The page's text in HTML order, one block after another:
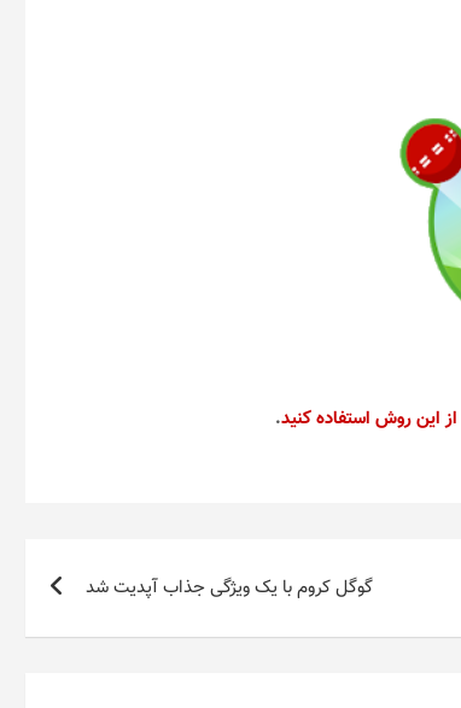
از این روش استفاده کنید.
گوگل کروم با یک ویژگی جذاب آپدیت شد